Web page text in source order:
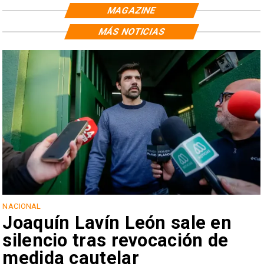
MAGAZINE
NACIONAL
Joaquín Lavín León sale en
silencio tras revocación de
medida cautelar
MÁS NOTICIAS